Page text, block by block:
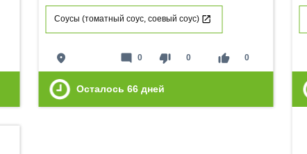
Соусы (томатный соус, соевый соус)
place thumb_down 0 thumb_up 0
mode_comment 0
Осталось 66 дней